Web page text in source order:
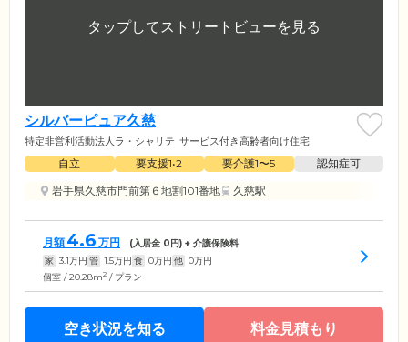
シルバーピュア久慈
特定非営利活動法人ラ・シャリテ サービス付き高齢者向け住宅
自立 要支援1•2 要介護1〜5
認知症可
岩手県久慈市門前第６地割101番地
久慈駅
月額 4.6 万円 (入居金 0円) + 介護保険料
家 3.1万円 管 1.5万円 食 0万円 他 0万円
個室 / 20.28m2 / プラン
空き状況を知る 料金見積もり